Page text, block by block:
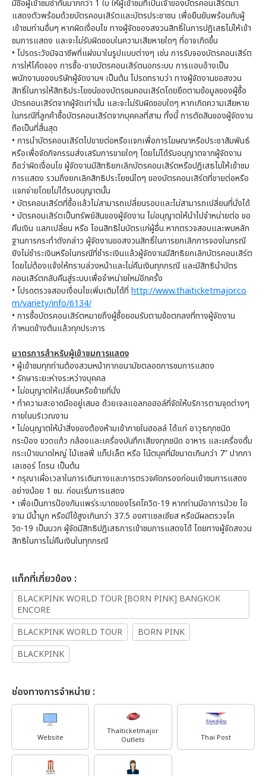
มีชื่อผู้เข้าชมซ้ำกันมากกว่า 1 ใบ ให้ผู้เข้าชมที่เป็นเจ้าของบัตรคอนเสิร์ตมา
แสดงตัวพร้อมด้วยบัตรคอนเสิร์ตและบัตรประชาชน เพื่อยืนยันพร้อมกับผู้
เข้าชมท่านอื่นๆ หากผิดเงื่อนไข ทางผู้จัดของสงวนสิทธิ์ในการปฏิเสธไม่ให้เข้า
ชมการแสดง และจะไม่รับผิดชอบในความเสียหายใดๆ ที่อาจเกิดขึ้น
• โปรดระวังมิจฉาชีพที่แฝงมาในรูปแบบต่างๆ เช่น การรับจองบัตรคอนเสิร์ต
การให้โค้ดจอง การซื้อ-ขายบัตรคอนเสิร์ตนอกระบบ การแอบอ้างเป็น
พนักงานของบริษัทผู้จัดงานฯ เป็นต้น โปรดทราบว่า ทางผู้จัดงานขอสงวน
สิทธิ์ในการให้สิทธิประโยชน์ของบัตรชมคอนเสิร์ตโดยยึดตามข้อมูลของผู้ซื้อ
บัตรคอนเสิร์ตจากผู้จัดเท่านั้น และจะไม่รับผิดชอบใดๆ หากเกิดความเสียหาย
ในกรณีที่ลูกค้าซื้อบัตรคอนเสิร์ตจากบุคคลที่สาม ทั้งนี้ การตัดสินของผู้จัดงาน
ถือเป็นที่สิ้นสุด
• การนำบัตรคอนเสิร์ตไปขายต่อหรือแจกเพื่อการโฆษณาหรือประชาสัมพันธ์
หรือเพื่อจัดกิจกรรมส่งเสริมการขายใดๆ โดยไม่ได้รับอนุญาตจากผู้จัดงาน
ถือว่าผิดเงื่อนไข ผู้จัดงานมีสิทธิยกเลิกบัตรคอนเสิร์ตหรือปฏิเสธไม่ให้เข้าชม
การแสดง รวมถึงยกเลิกสิทธิประโยชน์ใดๆ ของบัตรคอนเสิร์ตที่ขายต่อหรือ
แจกจ่ายโดยไม่ได้รบอนุญาตนั้น
• บัตรคอนเสิร์ตที่ซื้อแล้วไม่สามารถเปลี่ยนรอบและไม่สามารถเปลี่ยนที่นั่งได้
• บัตรคอนเสิร์ตเป็นทรัพย์สินของผู้จัดงาน ไม่อนุญาตให้นำไปจำหน่ายต่อ ขอ
คืนเงิน แลกเปลี่ยน หรือ โอนสิทธิในบัตรแก่ผู้อื่น หากตรวจสอบและพบหลัก
ฐานการกระทำดังกล่าว ผู้จัดงานขอสงวนสิทธิ์ในการยกเลิกการจองในกรณี
ยังไม่ชำระเงินหรือในกรณีที่ชำระเงินแล้วผู้จัดงานมีสิทธิยกเลิกบัตรคอนเสิร์ต
โดยไม่ต้องแจ้งให้ทราบล่วงหน้าและไม่คืนเงินทุกกรณี และมีสิทธินำบัตร
คอนเสิร์ตกลับคืนสู่ระบบเพื่อจำหน่ายใหม่อีกครั้ง
• โปรดตรวจสอบเงื่อนไขเพิ่มเติมได้ที่ http://www.thaiticketmajor.co
m/variety/info/6134/
• การซื้อบัตรคอนเสิร์ตหมายถึงผู้ซื้อยอมรับตามข้อตกลงที่ทางผู้จัดงาน
กำหนดข้างต้นแล้วทุกประการ
มาตรการสําหรับผู้เข้าชมการแสดง
• ผู้เข้าชมทุกท่านต้องสวมหน้ากากอนามัยตลอดการชมการแสดง
• รักษาระยะห่างระหว่างบุคคล
• ไม่อนุญาตให้เปลี่ยนหรือย้ายที่นั่ง
• ทำความสะอาดมืออยู่เสมอ ด้วยเจลแอลกอฮอล์ที่จัดให้บริการตามจุดต่างๆ
ภายในบริเวณงาน
• ไม่อนุญาตให้นำสิ่งของต้องห้ามเข้าภายในฮอลล์ ได้แก่ อาวุธทุกชนิด
กระป๋อง ขวดแก้ว กล้องและเครื่องบันทึกเสียงทุกชนิด อาหาร และเครื่องดื่ม
กระเป๋าขนาดใหญ่ ไม้เซลฟี่ แท็ปเล็ต หรือ โน้ตบุคที่มีขนาดเกินกว่า 7” ปากกา
เลเซอร์ โดรน เป็นต้น
• กรุณาเผื่อเวลาในการเดินทางและการตรวจคัดกรองก่อนเข้าชมการแสดง
อย่างน้อย 1 ชม. ก่อนเริ่มการแสดง
• เพื่อเป็นการป้องกันแพร่ระบาดของโรคโควิด-19 หากท่านมีอาการป่วย ไอ
จาม มีน้ำมูก หรือมีไข้สูงเกินกว่า 37.5 องศาเซลเซียส หรือมีผลตรวจโค
วิด-19 เป็นบวก ผู้จัดมีสิทธิปฏิเสธการเข้าชมการแสดงได้ โดยทางผู้จัดสงวน
สิทธิในการไม่คืนเงินในทุกกรณี
เเท็กที่เกี่ยวข้อง :
BLACKPINK WORLD TOUR [BORN PINK] BANGKOK
ENCORE
BLACKPINK WORLD TOUR
BORN PINK
BLACKPINK
ช่องทางการจำหน่าย :
Website
Thaiticketmajor
Outlets
Thai Post